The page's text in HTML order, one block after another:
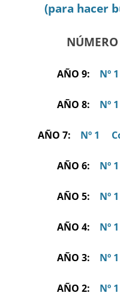
(para hacer
AÑO 9: Nº 1
AÑO 8: Nº 1
AÑO 7: Nº 1
AÑO 6: Nº 1
AÑO 5: Nº 1
AÑO 4: Nº 1
AÑO 3: Nº 1
AÑO 2: Nº 1